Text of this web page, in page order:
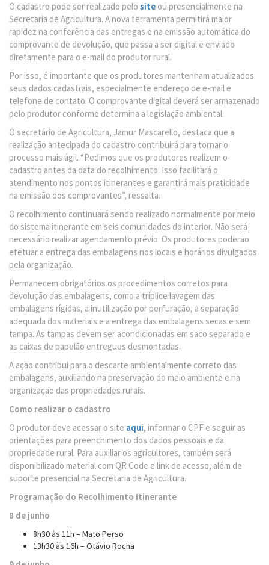
O cadastro pode ser realizado pelo site ou presencialmente na
Secretaria de Agricultura. A nova ferramenta permitirá maior
rapidez na conferência das entregas e na emissão automática do
comprovante de devolução, que passa a ser digital e enviado
diretamente para o e-mail do produtor rural.
Por isso, é importante que os produtores mantenham atualizados
seus dados cadastrais, especialmente endereço de e-mail e
telefone de contato. O comprovante digital deverá ser armazenado
pelo produtor conforme determina a legislação ambiental.
O secretário de Agricultura, Jamur Mascarello, destaca que a
realização antecipada do cadastro contribuirá para tornar o
processo mais ágil. “Pedimos que os produtores realizem o
cadastro antes da data do recolhimento. Isso facilitará o
atendimento nos pontos itinerantes e garantirá mais praticidade
na emissão dos comprovantes”, ressalta.
O recolhimento continuará sendo realizado normalmente por meio
do sistema itinerante em seis comunidades do interior. Não será
necessário realizar agendamento prévio. Os produtores poderão
efetuar a entrega das embalagens nos locais e horários divulgados
pela organização.
Permanecem obrigatórios os procedimentos corretos para
devolução das embalagens, como a tríplice lavagem das
embalagens rígidas, a inutilização por perfuração, a separação
adequada dos materiais e a entrega das embalagens secas e sem
tampa. As tampas devem ser acondicionadas em saco separado e
as caixas de papelão entregues desmontadas.
A ação contribui para o descarte ambientalmente correto das
embalagens, auxiliando na preservação do meio ambiente e na
organização das propriedades rurais.
Como realizar o cadastro
O produtor deve acessar o site aqui, informar o CPF e seguir as
orientações para preenchimento dos dados pessoais e da
propriedade rural. Para auxiliar os agricultores, também será
disponibilizado material com QR Code e link de acesso, além de
suporte presencial na Secretaria de Agricultura.
Programação do Recolhimento Itinerante
8 de junho
8h30 às 11h – Mato Perso
13h30 às 16h – Otávio Rocha